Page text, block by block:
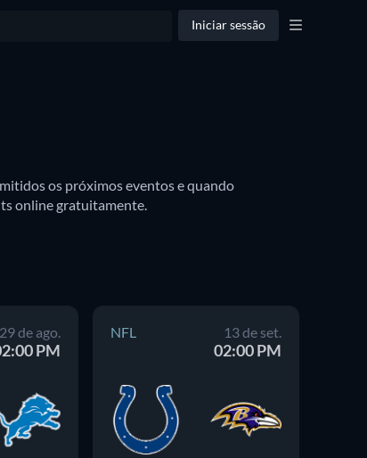
Iniciar sessão
os próximos eventos e quando
29 de ago.
PM
NFL 13 de set.
02:00 PM